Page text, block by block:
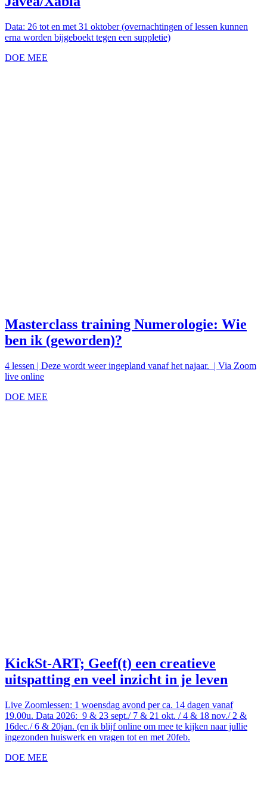
Data: 26 tot en met 31 oktober (overnachtingen of lessen kunnen
erna worden bijgeboekt tegen een suppletie)
DOE MEE
Masterclass training Numerologie: Wie
ben ik (geworden)?
4 lessen | Deze wordt weer ingepland vanaf het najaar. | Via Zoom
live online
DOE MEE
KickSt-ART; Geef(t) een creatieve
uitspatting en veel inzicht in je leven
Live Zoomlessen: 1 woensdag avond per ca. 14 dagen vanaf
19.00u. Data 2026: 9 & 23 sept./ 7 & 21 okt. / 4 & 18 nov./ 2 &
16dec./ 6 & 20jan. (en ik blijf online om mee te kijken naar jullie
ingezonden huiswerk en vragen tot en met 20feb.
DOE MEE